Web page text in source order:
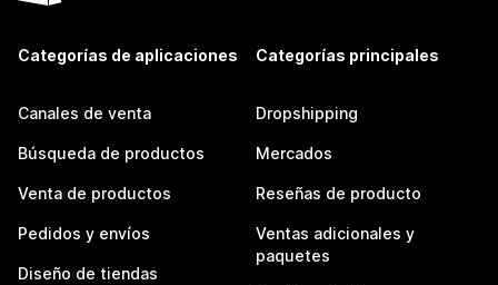
Categorías de aplicaciones
Canales de venta
Búsqueda de productos
Venta de productos
Pedidos y envíos
Diseño de tiendas
Categorías principales
Dropshipping
Mercados
Reseñas de producto
Ventas adicionales y
paquetes